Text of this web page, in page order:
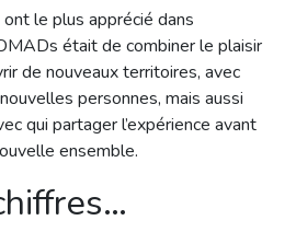
le plus apprécié dans
était de combiner le plaisir
de nouveaux territoires, avec
personnes, mais aussi
qui partager l’expérience avant
ensemble.